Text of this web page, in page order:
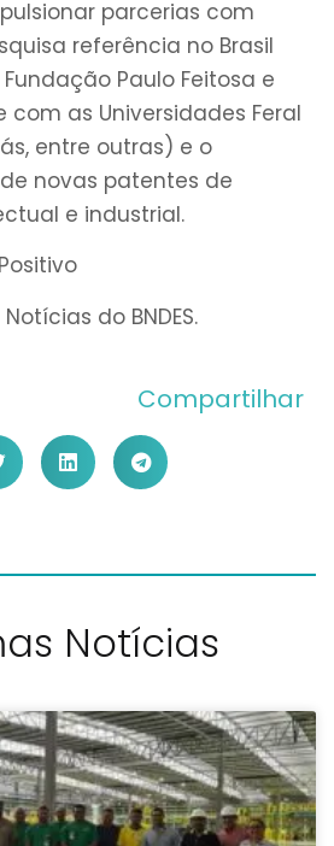
parcerias com
referência no Brasil
Paulo Feitosa e
com as Universidades Feral
entre outras) e o
novas patentes de
e industrial.
do BNDES.
Compartilhar
Notícias